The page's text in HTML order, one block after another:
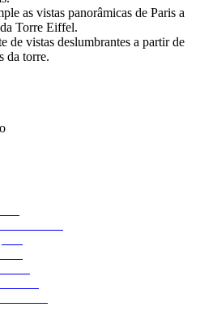
as vistas panorâmicas de Paris a
Torre Eiffel.
de vistas deslumbrantes a partir de
da torre.